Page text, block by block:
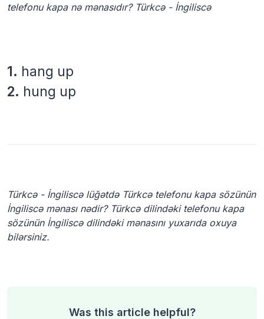
telefonu kapa nə mənasıdır? Türkcə - İngiliscə
1. hang up
2. hung up
Türkcə - İngiliscə lüğətdə Türkcə telefonu kapa sözünün
İngiliscə mənası nədir? Türkcə dilindəki telefonu kapa
sözünün İngiliscə dilindəki mənasını yuxarıda oxuya
bilərsiniz.
Was this article helpful?